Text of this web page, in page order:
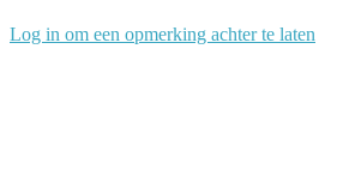
Log in om een opmerking achter te laten